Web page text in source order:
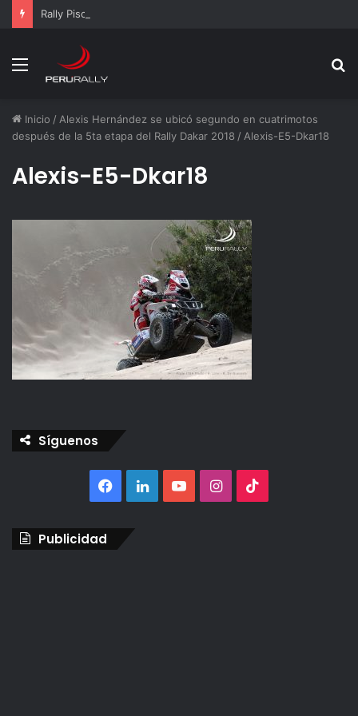
Rally Pisco 2026: todo listo para la gran final del RallyACP
Menú
Inicio / Alexis Hernández se ubicó segundo en cuatrimotos
después de la 5ta etapa del Rally Dakar 2018 / Alexis-E5-Dkar18
Alexis-E5-Dkar18
Síguenos
Facebook
LinkedInYouTubeInstagram
Publicidad